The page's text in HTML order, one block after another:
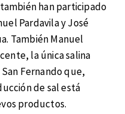
han participado
Pardavila y José
También Manuel
la única salina
Fernando que,
de sal está
productos.